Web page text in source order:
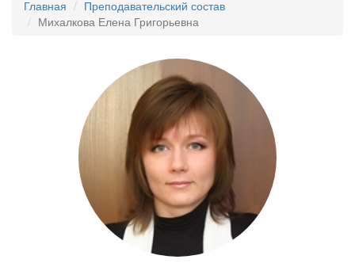
Главная
Преподавательский состав
Михалкова Елена Григорьевна